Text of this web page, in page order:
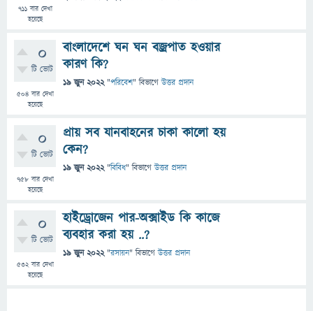
711বার দেখা
হয়েছে
0
টি ভোট
504বার দেখা
হয়েছে
বাংলাদেশে ঘন ঘন বজ্রপাত হওয়ার
কারণ কি?
19 জুন 2022 "পরিবেশ" বিভাগে উত্তর প্রদান
0
টি ভোট
758বার দেখা
হয়েছে
প্রায় সব যানবাহনের চাকা কালো হয়
কেন?
19 জুন 2022 "বিবিধ" বিভাগে উত্তর প্রদান
0
টি ভোট
532বার দেখা
হয়েছে
হাইড্রোজেন পার-অক্সাইড কি কাজে
ব্যবহার করা হয় ..?
19 জুন 2022 "রসায়ন" বিভাগে উত্তর প্রদান